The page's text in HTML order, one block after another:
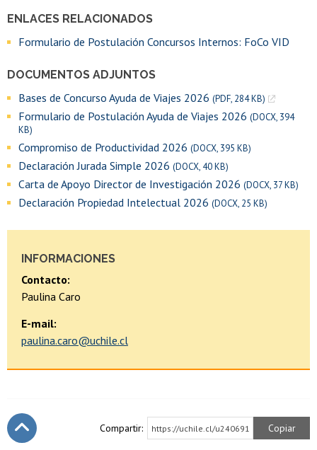
ENLACES RELACIONADOS
Formulario de Postulación Concursos Internos: FoCo VID
DOCUMENTOS ADJUNTOS
Bases de Concurso Ayuda de Viajes 2026 (PDF, 284 KB)
Formulario de Postulación Ayuda de Viajes 2026 (DOCX, 394
KB)
Compromiso de Productividad 2026 (DOCX, 395 KB)
Declaración Jurada Simple 2026 (DOCX, 40 KB)
Carta de Apoyo Director de Investigación 2026 (DOCX, 37 KB)
Declaración Propiedad Intelectual 2026 (DOCX, 25 KB)
INFORMACIONES
Contacto:
Paulina Caro
E-mail:
paulina.caro@uchile.cl
Compartir: https://uchile.cl/u240691 Copiar